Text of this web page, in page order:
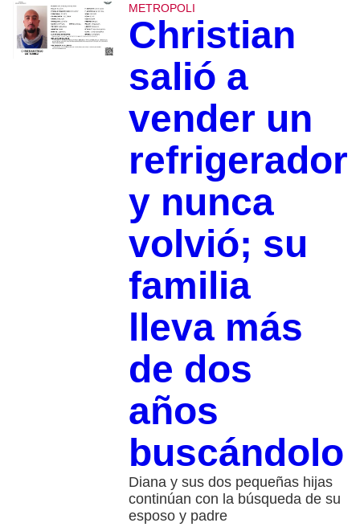
METROPOLI
Christian
salió a
vender un
refrigerador
y nunca
volvió; su
familia
lleva más
de dos
años
buscándolo
Diana y sus dos pequeñas hijas
continúan con la búsqueda de su
esposo y padre